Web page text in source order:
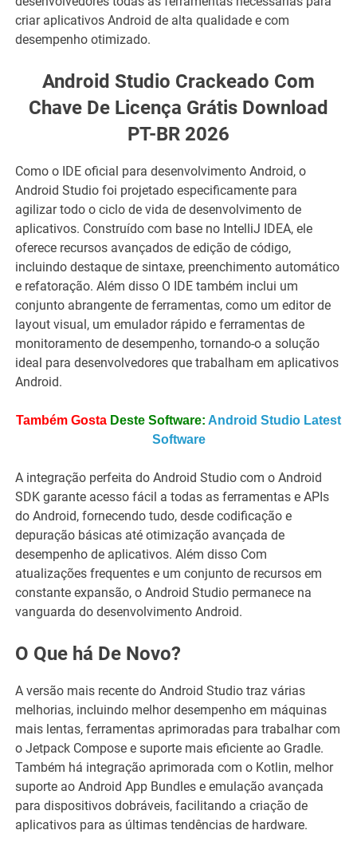
criar aplicativos Android de alta qualidade e com
desempenho otimizado.
Android Studio Crackeado Com
Chave De Licença Grátis Download
PT-BR 2026
Como o IDE oficial para desenvolvimento Android, o
Android Studio foi projetado especificamente para
agilizar todo o ciclo de vida de desenvolvimento de
aplicativos. Construído com base no IntelliJ IDEA, ele
oferece recursos avançados de edição de código,
incluindo destaque de sintaxe, preenchimento automático
e refatoração. Além disso O IDE também inclui um
conjunto abrangente de ferramentas, como um editor de
layout visual, um emulador rápido e ferramentas de
monitoramento de desempenho, tornando-o a solução
ideal para desenvolvedores que trabalham em aplicativos
Android.
Também Gosta Deste Software: Android Studio Latest
Software
A integração perfeita do Android Studio com o Android
SDK garante acesso fácil a todas as ferramentas e APIs
do Android, fornecendo tudo, desde codificação e
depuração básicas até otimização avançada de
desempenho de aplicativos. Além disso Com
atualizações frequentes e um conjunto de recursos em
constante expansão, o Android Studio permanece na
vanguarda do desenvolvimento Android.
O Que há De Novo?
A versão mais recente do Android Studio traz várias
melhorias, incluindo melhor desempenho em máquinas
mais lentas, ferramentas aprimoradas para trabalhar com
o Jetpack Compose e suporte mais eficiente ao Gradle.
Também há integração aprimorada com o Kotlin, melhor
suporte ao Android App Bundles e emulação avançada
para dispositivos dobráveis, facilitando a criação de
aplicativos para as últimas tendências de hardware.